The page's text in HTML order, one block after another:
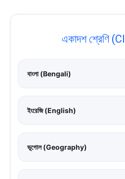
একাদশ শ্রেণি
বাংলা (Bengali)
ইংরেজি (English)
ভূগোল (Geography)